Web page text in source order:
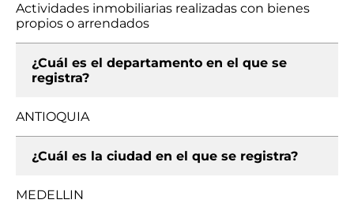
Actividades inmobiliarias realizadas con bienes
propios o arrendados
¿Cuál es el departamento en el que se
registra?
ANTIOQUIA
¿Cuál es la ciudad en el que se registra?
MEDELLIN